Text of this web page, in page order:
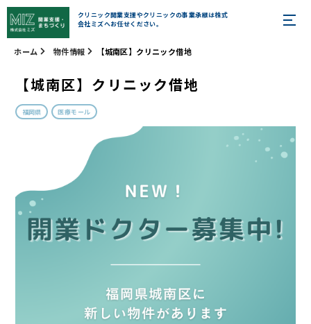
クリニック開業支援やクリニックの事業承継は株式
会社ミズへお任せください。
ホーム 物件情報 【城南区】クリニック借地
【城南区】クリニック借地
福岡県 医療モール